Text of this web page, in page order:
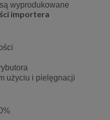
wyprodukowane
importera
użyciu i pielęgnacji